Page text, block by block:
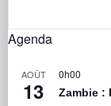
Agenda
AOÛT
13
0h00
Zambie :